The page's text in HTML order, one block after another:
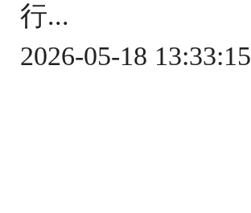
行...
2026-05-18 13:33:15